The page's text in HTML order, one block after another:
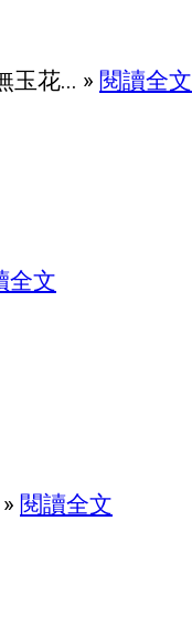
玉花... » 閱讀全文
全文
閱讀全文